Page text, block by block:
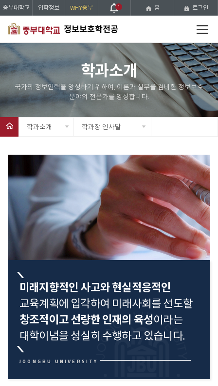
정보보호학전공
메
뉴
중부대학교 입학정보 WHY중부 1 홈 로그인
학과소개
학과소개 학과장 인사말
미래지향적인 사고와 현실적응적인
교육계획에 입각하여 미래사회를 선도할
창조적이고 선량한 인재의 육성이라는
대학이념을 성실히 수행하고 있습니다.